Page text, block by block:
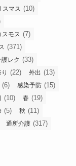
スマス (10)
スモス (7)
(371)
護レク (33)
(22) 外出 (13)
(6) 感染予防 (15)
(10) 春 (19)
(5) 秋 (11)
通所介護 (317)